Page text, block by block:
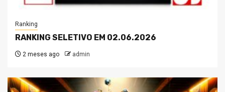
Ranking
RANKING SELETIVO EM 02.06.2026
2 meses ago admin